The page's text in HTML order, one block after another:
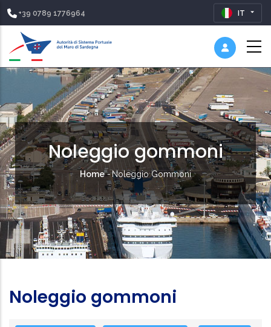
+39 0789 1776964 IT
Noleggio gommoni
Briciole
di
pane
Home -Noleggio Gommoni
Noleggio gommoni